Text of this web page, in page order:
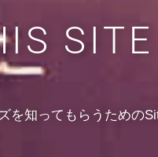
SITE
を知ってもらうための